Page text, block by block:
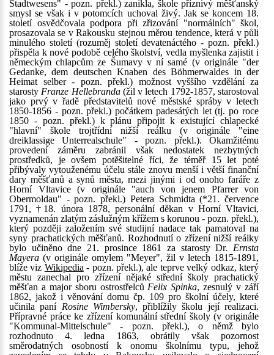
Stadtwesens" - pozn. překl.) zanikla, škole příznivý měšťanský
smysl se však i v potomcích uchoval živý. Jak se koncem 18.
století osvědčovala podpora při zřizování "normálních" škol,
prosazovala se v Rakousku stejnou měrou tendence, která v půli
minulého století (rozuměj století devatenáctého - pozn. překl.)
přispěla k nové podobě celého školství, vedla myšlenka zajistit i
německým chlapcům ze Šumavy v ní samé (v originále "der
Gedanke, dem deutschen Knaben des Böhmerwaldes in der
Heimat selber - pozn. překl.) možnost vyššího vzdělání za
starosty Franze Hellebranda (žil v letech 1792-1857, starostoval
jako prvý v řadě představitelů nové městské spráby v letech
1850-1856 - pozn. překl.) počátkem padesátých let (tj. po roce
1850 - pozn. překl.) k plánu připojit k existující chlapecké
"hlavní" škole trojtřídní nižší reálku (v originále "eine
dreiklassige Unterrealschule" - pozn. překl.). Okamžitému
provedení záměru zabránil však nedostatek nezbytných
prostředků, je ovšem potěšitelné říci, že téměř 15 let poté
přibývaly vytouženému účelu stále znovu menší i větší finanční
dary měšťanů a synů města, mezi jinými i od onoho faráře z
Horní Vltavice (v originále "auch von jenem Pfarrer von
Obermoldau" - pozn. překl.) Petera Schmidta (*21. července
1791, †18. února 1878, personální děkan v Horní Vltavici,
vyznamenán zlatým záslužným křížem s korunou - pozn. překl.),
který později založením své studijní nadace tak pamatoval na
syny prachatických měšťanů. Rozhodnutí o zřízení nižší reálky
bylo učiněno dne 21. prosince 1861 za starosty Dr. Ernsta
Mayera (v originále omylem "Meyer", žil v letech 1815-1891,
blíže viz Wikipedia - pozn. překl.), ale teprve velký odkaz, který
městu zanechal pro zřízení nějaké střední školy prachatický
měšťan a major sboru ostrostřelců Felix Spinka, zesnulý v září
1862, jakož i věnování domu čp. 109 pro školní účely, které
učinila paní Rosine Wimbersky, přiblížily školu její realizaci.
Přípravné práce ke zřízení komunální střední školy (v originále
"Kommunal-Mittelschule" - pozn. překl.), o němž bylo
rozhodnuto 4. ledna 1863, obrátily však pozornost
směrodatných osobností k onomu školnímu typu, jehož